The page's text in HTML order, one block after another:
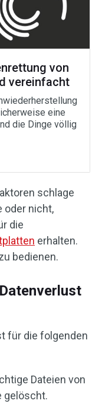
von
vereinfacht
eine
die Dinge völlig
schlage
oder nicht,
die
erhalten.
bedienen.
für die folgenden
Dateien von
gelöscht.